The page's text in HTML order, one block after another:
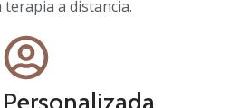
terapia a distancia.